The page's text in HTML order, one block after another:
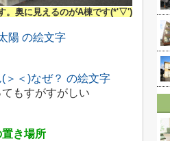
。奥に見えるのがA棟です(*'▽')
もすがすがしい
き場所